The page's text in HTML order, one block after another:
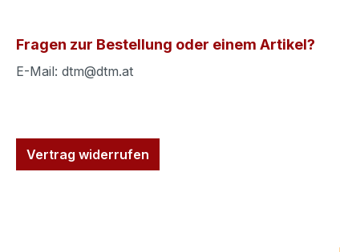
Fragen zur Bestellung oder einem Artikel?
E-Mail: dtm@dtm.at
Vertrag widerrufen